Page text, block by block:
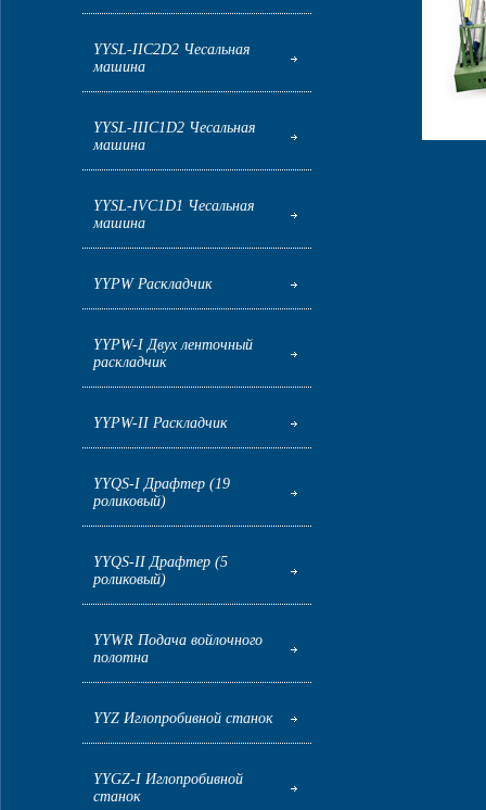
YYSL-IIC2D2 Чесальная
машина
YYSL-IIIC1D2 Чесальная
машина
YYSL-IVC1D1 Чесальная
машина
YYPW Раскладчик
YYPW-I Двух ленточный
раскладчик
YYPW-II Раскладчик
YYQS-I Драфтер (19
роликовый)
YYQS-II Драфтер (5
роликовый)
YYWR Подача войлочного
полотна
YYZ Иглопробивной станок
YYGZ-I Иглопробивной
станок